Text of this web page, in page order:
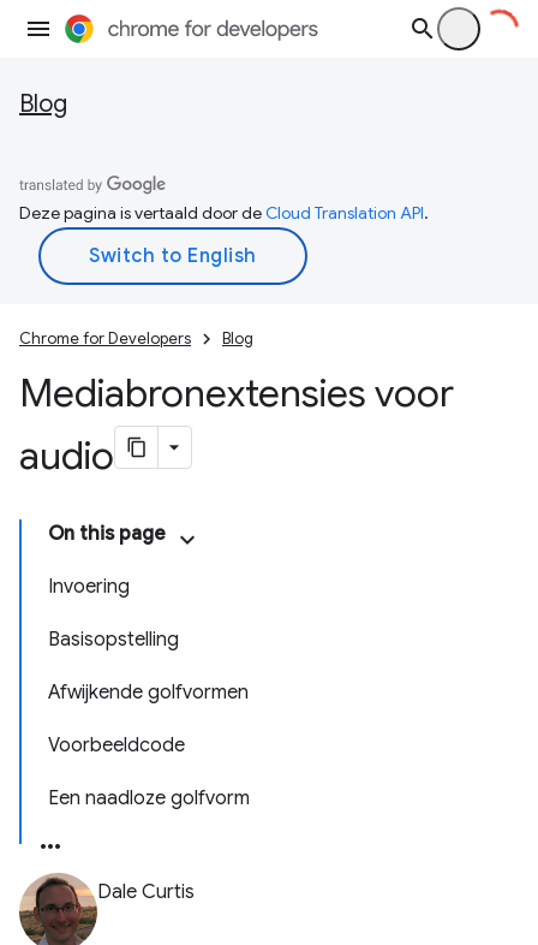
Blog
Deze pagina is vertaald door deCloud Translation API.
Chrome for Developers Blog
Mediabronextensies voor
audio
On this page
Invoering
Basisopstelling
Afwijkende golfvormen
Voorbeeldcode
Een naadloze golfvorm
Dale Curtis